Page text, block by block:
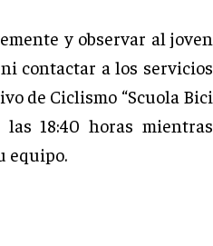
y observar al joven
contactar a los servicios
de Ciclismo “Scuola Bici
18:40 horas mientras
equipo.